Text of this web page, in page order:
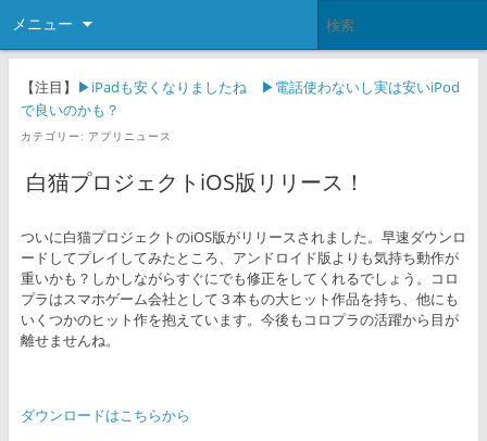
メニュー
【注目】 ▶iPadも安くなりましたね
▶電話使わないし実は安いiPod
で良いのかも？
カテゴリー: アプリニュース
白猫プロジェクトiOS版リリース！
ついに白猫プロジェクトのiOS版がリリースされました。早速ダウンロ
ードしてプレイしてみたところ、アンドロイド版よりも気持ち動作が
重いかも？しかしながらすぐにでも修正をしてくれるでしょう。コロ
プラはスマホゲーム会社として３本もの大ヒット作品を持ち、他にも
いくつかのヒット作を抱えています。今後もコロプラの活躍から目が
離せませんね。
ダウンロードはこちらから